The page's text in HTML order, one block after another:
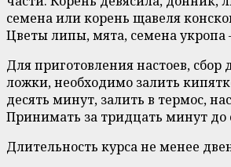
семена или корень щавеля
Цветы липы, мята, семена укропа
Для приготовления настоев, сбор
ложки, необходимо залить
десять минут, залить в термос,
Принимать за тридцать минут до
Длительность курса не менее